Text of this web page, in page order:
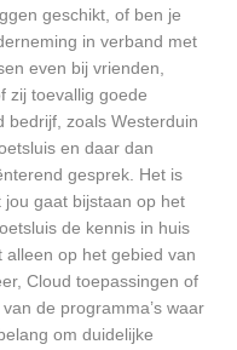
geschikt, of ben je
in verband met
even bij vrienden,
zij toevallig goede
bedrijf, zoals Westerduin
en daar dan
gesprek. Het is
gaat bijstaan op het
de kennis in huis
op het gebied van
Cloud toepassingen of
de programma’s waar
om duidelijke